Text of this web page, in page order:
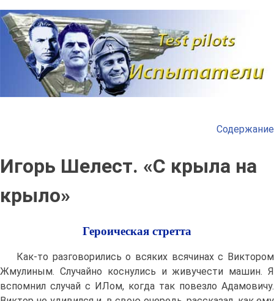
Наверх
Содержание
Игорь Шелест. «С крыла на
крыло»
Героическая стретта
Как-то разговорились о всяких всячинах с Виктором
Жмулиным. Случайно коснулись и живучести машин. Я
вспомнил случай с ИЛом, когда так повезло Адамовичу.